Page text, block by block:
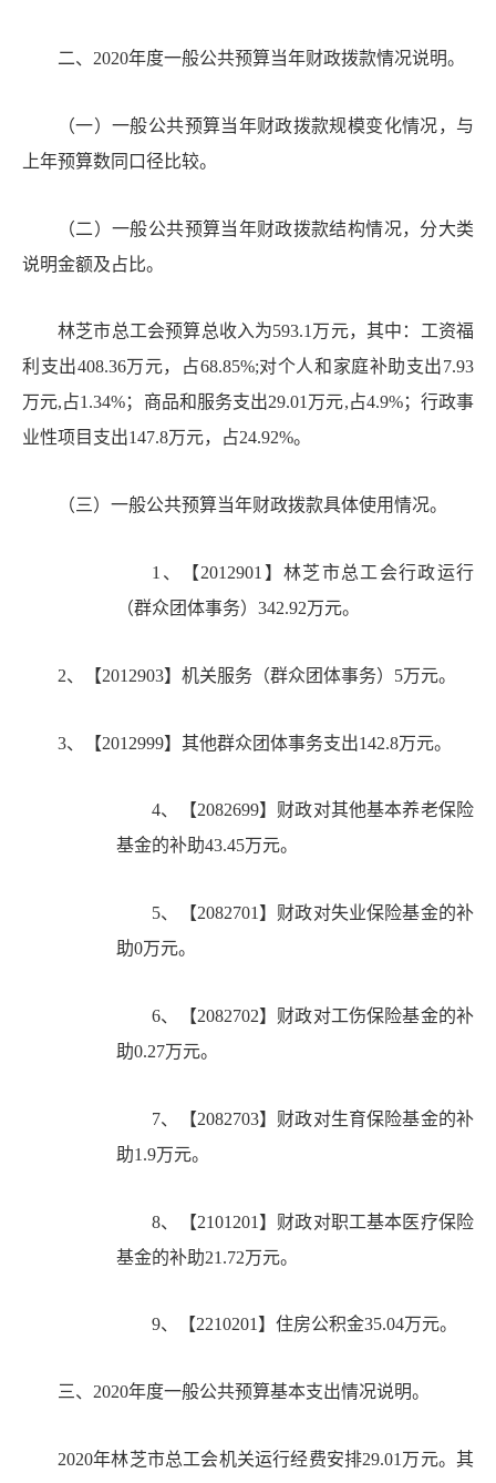
二、 2020年度一般公共预算当年财政拨款情况说明。
（一）一般公共预算当年财政拨款规模变化情况，与
上年预算数同口径比较。
（二）一般公共预算当年财政拨款结构情况，分大类
说明金额及占比。
林芝市总工会预算总收入为593.1 万元，其中： 工资福
利支出408.36万元，占68.85%;对个人和家庭补助支出7.93
万元,占1.34%；商品和服务支出29.01 万元,占4.9%；行政事
业性项目支出147.8万元，占24.92%。
（三）一般公共预算当年财政拨款具体使用情况。
1、【2012901】林芝市总工会行政运行
（群众团体事务）342.92万元。
2、【2012903】机关服务（群众团体事务）5万元。
3、【2012999】其他群众团体事务支出142.8万元。
4、【2082699】财政对其他基本养老保险
基金的补助43.45万元。
5、【2082701】财政对失业保险基金的补
助0万元。
6、【2082702】财政对工伤保险基金的补
助0.27万元。
7、【2082703】财政对生育保险基金的补
助1.9万元。
8、【2101201】财政对职工基本医疗保险
基金的补助21.72万元。
9、【2210201】住房公积金35.04万元。
三、 2020年度一般公共预算基本支出情况说明。
2020年林芝市总工会机关运行经费安排29.01万元。其